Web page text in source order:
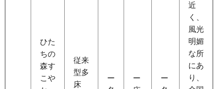
ひた
ちの
森す
こや
従来
型多
床
ー
ー
ー
近
く、
風光
明媚
な所
にあ
り、